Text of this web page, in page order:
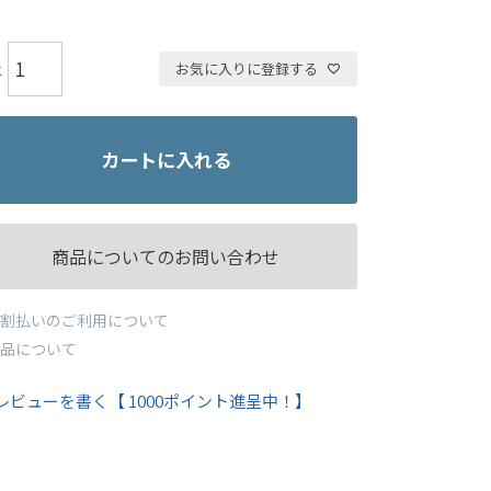
お気に入りに登録する
カートに入れる
商品についてのお問い合わせ
払いのご利用について
について
ビューを書く【 1000ポイント進呈中！】